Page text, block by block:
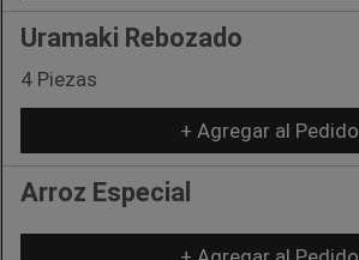
Uramaki Rebozado
4 Piezas
+ Agregar al Pedido
Arroz Especial